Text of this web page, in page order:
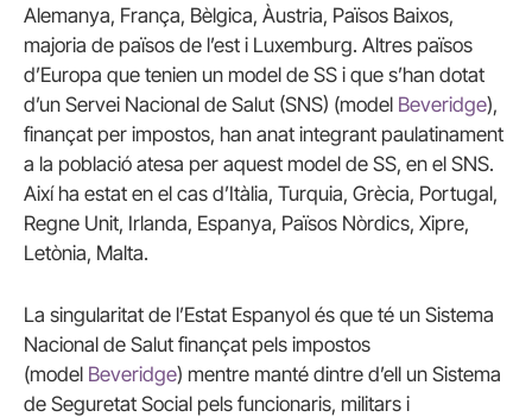
Alemanya, França, Bèlgica, Àustria, Països Baixos,
majoria de països de l’est i Luxemburg. Altres països
d’Europa que tenien un model de SS i que s’han dotat
d’un Servei Nacional de Salut (SNS) (model Beveridge),
finançat per impostos, han anat integrant paulatinament
a la població atesa per aquest model de SS, en el SNS.
Així ha estat en el cas d’Itàlia, Turquia, Grècia, Portugal,
Regne Unit, Irlanda, Espanya, Països Nòrdics, Xipre,
Letònia, Malta.
La singularitat de l’Estat Espanyol és que té un Sistema
Nacional de Salut finançat pels impostos
(model Beveridge) mentre manté dintre d’ell un Sistema
de Seguretat Social pels funcionaris, militars i